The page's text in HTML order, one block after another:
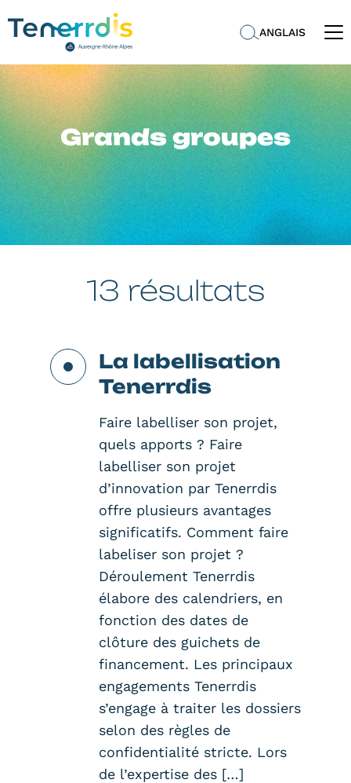
ANGLAIS
Grands groupes
13 résultats
La labellisation
Tenerrdis
Faire labelliser son projet,
quels apports ? Faire
labelliser son projet
d’innovation par Tenerrdis
offre plusieurs avantages
significatifs. Comment faire
labeliser son projet ?
Déroulement Tenerrdis
élabore des calendriers, en
fonction des dates de
clôture des guichets de
financement. Les principaux
engagements Tenerrdis
s’engage à traiter les dossiers
selon des règles de
confidentialité stricte. Lors
de l’expertise des […]